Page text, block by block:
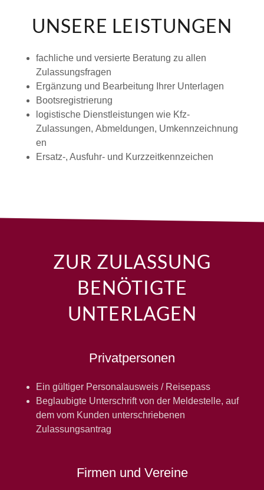
UNSERE LEISTUNGEN
fachliche und versierte Beratung zu allen
Zulassungsfragen
Ergänzung und Bearbeitung Ihrer Unterlagen
Bootsregistrierung
logistische Dienstleistungen wie Kfz-
Zulassungen, Abmeldungen, Umkennzeichnung
en
Ersatz-, Ausfuhr- und Kurzzeitkennzeichen
ZUR ZULASSUNG
BENÖTIGTE
UNTERLAGEN
Privatpersonen
Ein gültiger Personalausweis / Reisepass
Beglaubigte Unterschrift von der Meldestelle, auf
dem vom Kunden unterschriebenen
Zulassungsantrag
Firmen und Vereine